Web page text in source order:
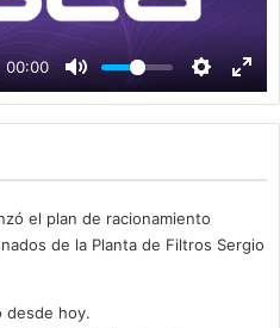
00:00
y
el plan de racionamiento
de la Planta de Filtros Sergio
desde hoy.